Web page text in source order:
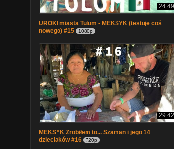
24:49
UROKI miasta Tulum - MEKSYK (testuje coś
nowego) #15
1080p
29:42
MEKSYK Zrobiłem to... Szaman i jego 14
dzieciaków #16
720p